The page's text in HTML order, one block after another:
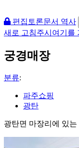
편집 토론문서 역사
새로 고침주시 여기를
궁경매장
분류:
파주쇼핑
광탄
광탄면 마장리에 있